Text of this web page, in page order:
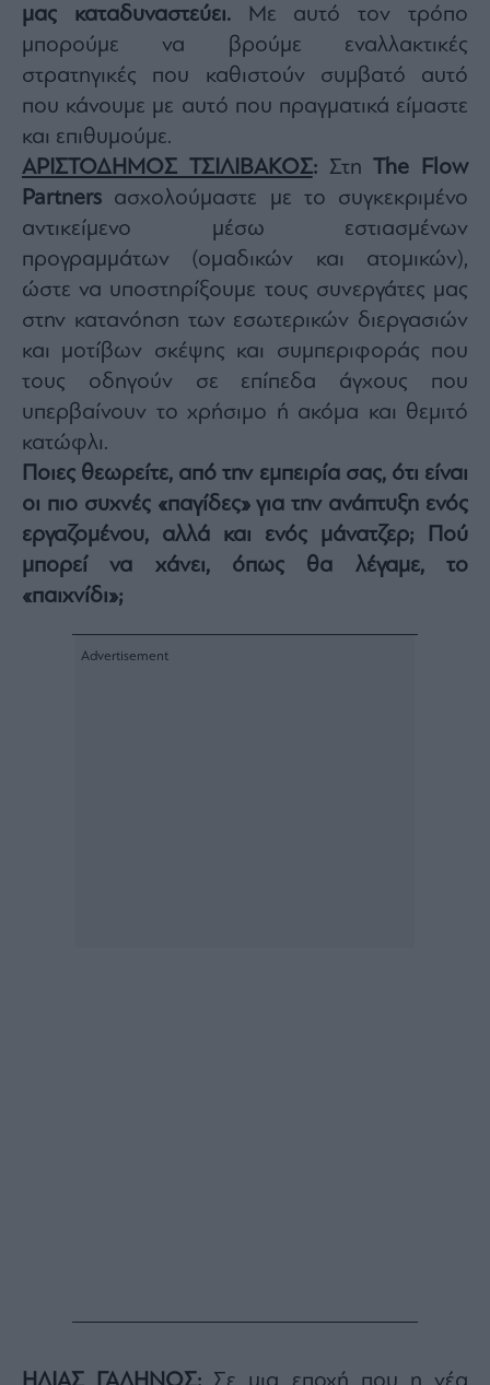
μας καταδυναστεύει.Με αυτό τον τρόπο
μπορούμε να βρούμε εναλλακτικές
στρατηγικές που καθιστούν συμβατό αυτό
που κάνουμε με αυτό που πραγματικά είμαστε
και επιθυμούμε.
ΑΡΙΣΤΟΔΗΜΟΣ ΤΣΙΛΙΒΑΚΟΣ:Στη The Flow
Partners ασχολούμαστε με το συγκεκριμένο
αντικείμενο μέσω εστιασμένων
προγραμμάτων (ομαδικών και ατομικών),
ώστε να υποστηρίξουμε τους συνεργάτες μας
στην κατανόηση των εσωτερικών διεργασιών
και μοτίβων σκέψης και συμπεριφοράς που
τους οδηγούν σε επίπεδα άγχους που
υπερβαίνουν το χρήσιμο ή ακόμα και θεμιτό
κατώφλι.
Ποιες θεωρείτε, από την εμπειρία σας, ότι είναι
οι πιο συχνές «παγίδες» για την ανάπτυξη ενός
εργαζομένου, αλλά και ενός μάνατζερ; Πού
μπορεί να χάνει, όπως θα λέγαμε, το
«παιχνίδι»;